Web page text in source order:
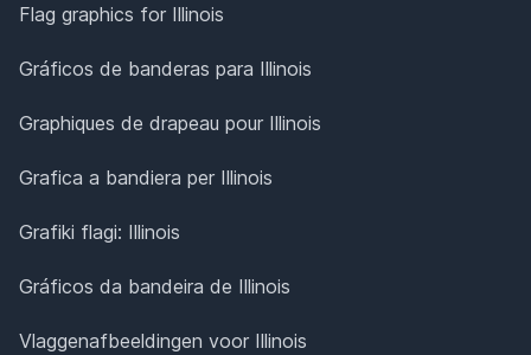
Flag graphics for Illinois
Gráficos de banderas para Illinois
Graphiques de drapeau pour Illinois
Grafica a bandiera per Illinois
Grafiki flagi: Illinois
Gráficos da bandeira de Illinois
Vlaggenafbeeldingen voor Illinois